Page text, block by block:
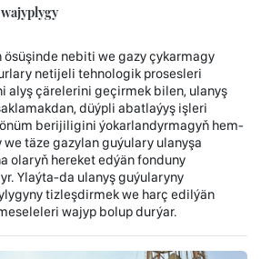
nebiti we gazy çykarmagy
netijeli tehnologik prosesleri
alyş çärelerini geçirmek bilen, ulanyş
düýpli abatlaýyş işleri
berijiligini ýokarlandyrmagyň hem-
täze gazylan guýulary ulanyşa
olaryň hereket edýän fonduny
Ylaýta-da ulanyş guýularyny
tizleşdirmek we harç edilýän
wajyp bolup durýar.